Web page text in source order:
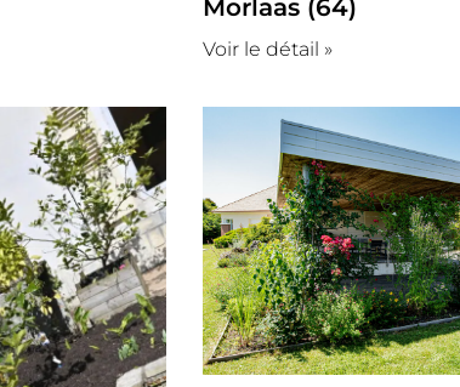
Morlaas (64)
Voir le détail »